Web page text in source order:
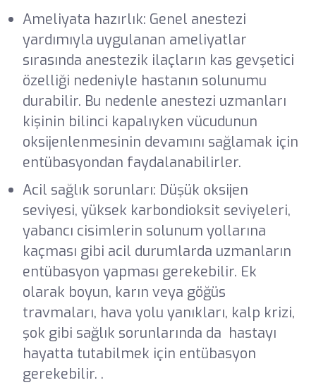
Ameliyata hazırlık: Genel anestezi
yardımıyla uygulanan ameliyatlar
sırasında anestezik ilaçların kas gevşetici
özelliği nedeniyle hastanın solunumu
durabilir. Bu nedenle anestezi uzmanları
kişinin bilinci kapalıyken vücudunun
oksijenlenmesinin devamını sağlamak için
entübasyondan faydalanabilirler.
Acil sağlık sorunları: Düşük oksijen
seviyesi, yüksek karbondioksit seviyeleri,
yabancı cisimlerin solunum yollarına
kaçması gibi acil durumlarda uzmanların
entübasyon yapması gerekebilir. Ek
olarak boyun, karın veya göğüs
travmaları, hava yolu yanıkları, kalp krizi,
şok gibi sağlık sorunlarında da hastayı
hayatta tutabilmek için entübasyon
gerekebilir. .